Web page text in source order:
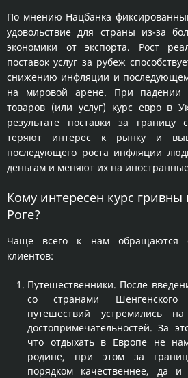
По мнению Нацбанка
удовольствие для страны из-за
экономики от экспорта. Рост
поставок услуг за рубеж
снижению инфляции и
на мировой арене. При падении
товаров (или услуг) курс евро в
результате поставки за границу
теряют интерес к рынку и
последующего роста инфляции
деньгам и меняют их на
Кому интересен курс
Роге?
Чаще всего к нам обращаются
клиентов:
Путешественники. После
со странами Шенгенского
путешествий устремились
достопримечательностей. За
что отдыхать в Европе не
родине, при этом за
порядком качественнее, да и